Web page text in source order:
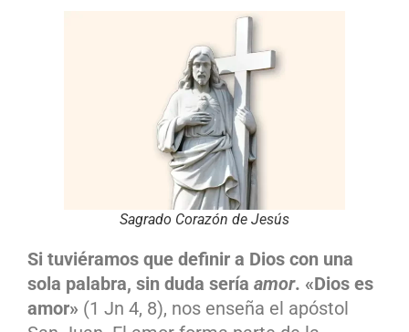
Sagrado Corazón de Jesús
Si tuviéramos que definir a Dios con una
sola palabra, sin duda sería amor. «Dios es
amor» (1 Jn 4, 8), nos enseña el apóstol